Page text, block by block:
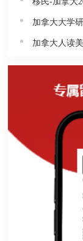
加拿大大学
加拿大人读